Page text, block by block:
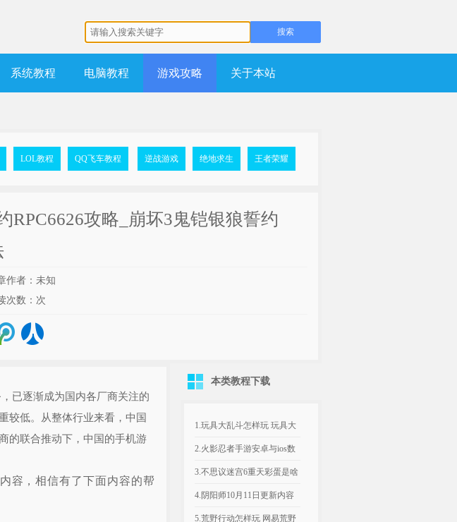
系统教程 电脑教程 游戏攻略 关于本站
LOL教程 QQ飞车教程 逆战游戏 绝地求生 王者荣耀
RPC6626攻略_崩坏3鬼铠银狼誓约
作者：未知
次数： 次
已逐渐成为国内各厂商关注的
较低。从整体行业来看，中国
的联合推动下，中国的手机游
容，相信有了下面内容的帮
本类教程下载
1.玩具大乱斗怎样玩 玩具大
乱斗玩法攻略大全
2.火影忍者手游安卓与ios数
据互通吗 火影忍者手游...
3.不思议迷宫6重天彩蛋是啥
不思议迷宫6重天彩蛋大...
4.阴阳师10月11日更新内容
周边屋重磅上新好物特...
5.荒野行动怎样玩 网易荒野